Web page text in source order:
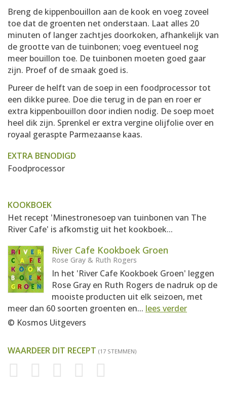
Breng de kippenbouillon aan de kook en voeg zoveel
toe dat de groenten net onderstaan. Laat alles 20
minuten of langer zachtjes doorkoken, afhankelijk van
de grootte van de tuinbonen; voeg eventueel nog
meer bouillon toe. De tuinbonen moeten goed gaar
zijn. Proef of de smaak goed is.
Pureer de helft van de soep in een foodprocessor tot
een dikke puree. Doe die terug in de pan en roer er
extra kippenbouillon door indien nodig. De soep moet
heel dik zijn. Sprenkel er extra vergine olijfolie over en
royaal geraspte Parmezaanse kaas.
EXTRA BENODIGD
Foodprocessor
KOOKBOEK
Het recept 'Minestronesoep van tuinbonen van The
River Cafe' is afkomstig uit het kookboek...
River Cafe Kookboek Groen
Rose Gray & Ruth Rogers
In het 'River Cafe Kookboek Groen' leggen
Rose Gray en Ruth Rogers de nadruk op de
mooiste producten uit elk seizoen, met
meer dan 60 soorten groenten en... lees verder
© Kosmos Uitgevers
WAARDEER DIT RECEPT (17 STEMMEN)